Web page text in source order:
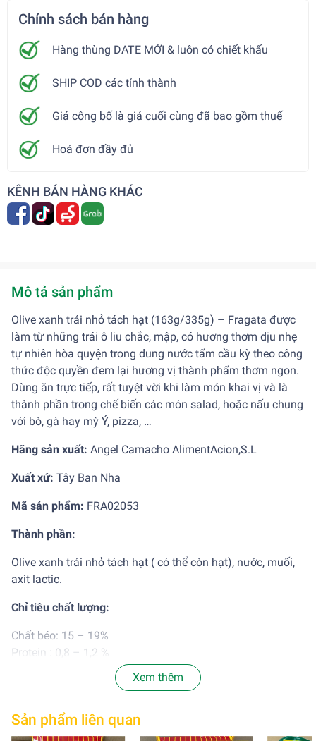
Chính sách bán hàng
Hàng thùng DATE MỚI & luôn có chiết khấu
SHIP COD các tỉnh thành
Giá công bố là giá cuối cùng đã bao gồm thuế
Hoá đơn đầy đủ
KÊNH BÁN HÀNG KHÁC
Mô tả sản phẩm
Olive xanh trái nhỏ tách hạt (163g/335g) – Fragata được
làm từ những trái ô liu chắc, mập, có hương thơm dịu nhẹ
tự nhiên hòa quyện trong dung nước tẩm cầu kỳ theo công
thức độc quyền đem lại hương vị thành phẩm thơm ngon.
Dùng ăn trực tiếp, rất tuyệt vời khi làm món khai vị và là
thành phần trong chế biến các món salad, hoặc nấu chung
với bò, gà hay mỳ Ý, pizza, …
Hãng sản xuất: Angel Camacho AlimentAcion,S.L
Xuất xứ: Tây Ban Nha
Mã sản phẩm: FRA02053
Thành phần:
Olive xanh trái nhỏ tách hạt ( có thể còn hạt), nước, muối,
axit lactic.
Chỉ tiêu chất lượng:
Chất béo: 15 – 19%
Protein : 0,8 – 1,2 %
Năng lượng : 145 – 180 Kcal/100gr
Dùng trực tiếp hoặc chế biến theo khẩu vị
Xem thêm
Sản phẩm liên quan